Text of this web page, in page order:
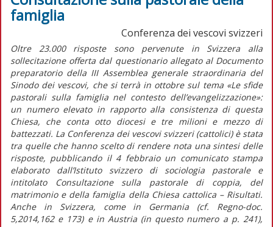
famiglia
Conferenza dei vescovi svizzeri
Oltre 23.000 risposte sono pervenute in Svizzera alla
sollecitazione offerta dal questionario allegato al Documento
preparatorio della III Assemblea generale straordinaria del
Sinodo dei vescovi, che si terrà in ottobre sul tema «Le sfide
pastorali sulla famiglia nel contesto dell’evangelizzazione»:
un numero elevato in rapporto alla consistenza di questa
Chiesa, che conta otto diocesi e tre milioni e mezzo di
battezzati. La Conferenza dei vescovi svizzeri (cattolici) è stata
tra quelle che hanno scelto di rendere nota una sintesi delle
risposte, pubblicando il 4 febbraio un comunicato stampa
elaborato dall’Istituto svizzero di sociologia pastorale e
intitolato Consultazione sulla pastorale di coppia, del
matrimonio e della famiglia della Chiesa cattolica – Risultati.
Anche in Svizzera, come in Germania (cf. Regno-doc.
5,2014,162 e 173) e in Austria (in questo numero a p. 241),